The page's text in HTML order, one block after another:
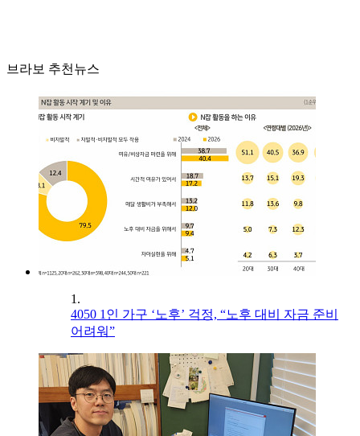
브라보 추천뉴스
1.
4050 1인 가구 ‘노후’ 걱정, “노후 대비 자금 준비
어려워”